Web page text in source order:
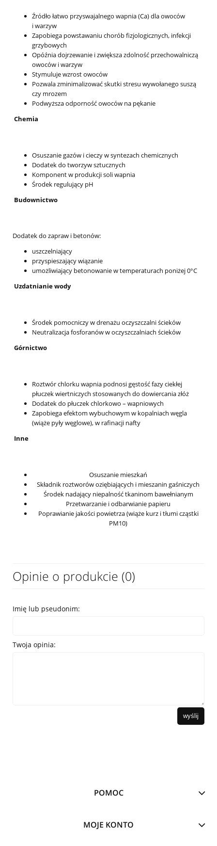
Źródło łatwo przyswajalnego wapnia (Ca) dla owoców
i warzyw
Zapobiega powstawaniu chorób fizjologicznych, infekcji
grzybowych
Opóźnia dojrzewanie i zwiększa zdolność przechowalniczą
owoców i warzyw
Stymuluje wzrost owoców
Pozwala zminimalizować skutki stresu wywołanego suszą
czy mrozem
Podwyższa odporność owoców na pękanie
Chemia
Osuszanie gazów i cieczy w syntezach chemicznych
Dodatek do tworzyw sztucznych
Komponent w produkcji soli wapnia
Środek regulujący pH
Budownictwo
Dodatek do zapraw i betonów:
uszczelniający
przyspieszający wiązanie
umożliwiający betonowanie w temperaturach poniżej 0°C
Uzdatnianie wody
Środek pomocniczy w drenażu oczyszczalni ścieków
Neutralizacja fosforanów w oczyszczalniach ścieków
Górnictwo
Roztwór chlorku wapnia podnosi gęstość fazy ciekłej
płuczek wiertniczych stosowanych do dowiercania złóż
Dodatek do płuczek chlorkowo – wapniowych
Zapobiega efektom wybuchowym w kopalniach węgla
(wiąże pyły węglowe), w rafinacji nafty
Inne
Osuszanie mieszkań
Składnik roztworów oziębiających i mieszanin gaśniczych
Środek nadający niepalność tkaninom bawełnianym
Przetwarzanie i odbarwianie papieru
Poprawianie jakości powietrza (wiąże kurz i tłumi cząstki
PM10)
Opinie o produkcie (0)
Imię lub pseudonim:
Twoja opinia:
wyślij
POMOC
MOJE KONTO